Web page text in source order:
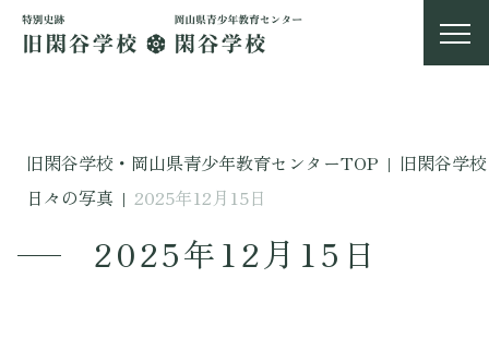
旧閑谷学校・岡山県青少年教育センターTOP | 旧閑谷学校
日々の写真 | 2025年12月15日
2025年12月15日